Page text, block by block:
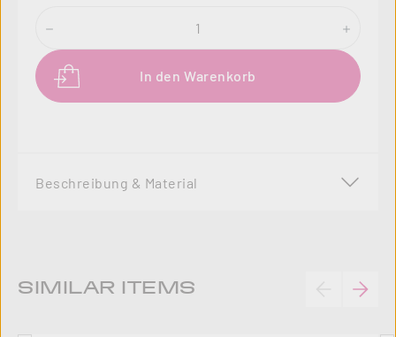
Produkt Anzahl: Gib den gewünschten
In den Warenkorb
Beschreibung & Material
Produktgalerie überspringen
SIMILAR ITEMS